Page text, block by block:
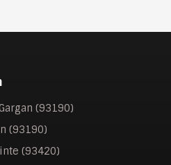
(93190)
(93190)
(93420)